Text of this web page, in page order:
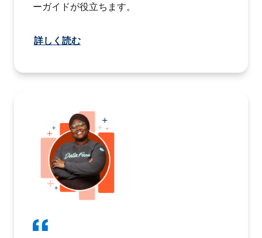
ーガイドが役立ちます。
詳しく読む